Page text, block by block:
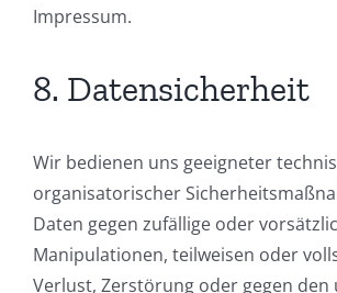
Impressum.
8. Datensicherheit
Wir bedienen uns geeigneter
organisatorischer
Daten gegen zufällige oder
Manipulationen, teilweisen oder
Verlust, Zerstörung oder gegen den